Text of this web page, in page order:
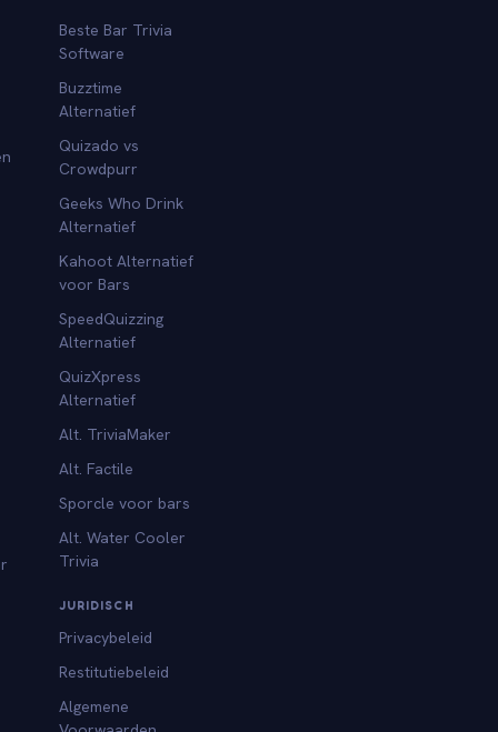
Beste Bar Trivia
Software
Buzztime
Alternatief
Quizado vs
Crowdpurr
Geeks Who Drink
Alternatief
Kahoot Alternatief
voor Bars
SpeedQuizzing
Alternatief
QuizXpress
Alternatief
Alt. TriviaMaker
Alt. Factile
Sporcle voor bars
Alt. Water Cooler
Trivia
JURIDISCH
Privacybeleid
Restitutiebeleid
Algemene